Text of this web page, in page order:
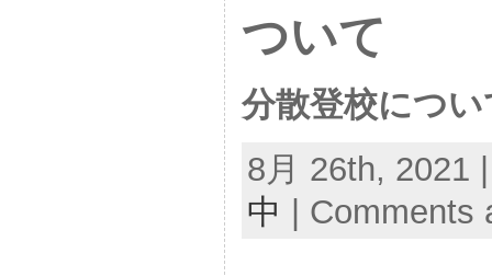
ついて
分散登校につい
8月 26th, 2021
中
Comments